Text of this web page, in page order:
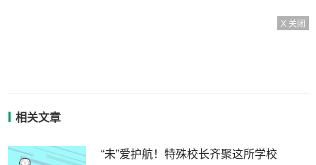
X 关闭
相关文章
“未”爱护航！特殊校长齐聚这所学校